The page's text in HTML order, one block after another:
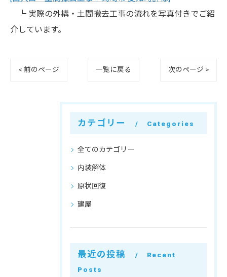
┗ 実際の外構・土間撤去工事の流れを写真付きでご紹
介しています。
< 前のページ 一覧に戻る 次のページ >
カテゴリー Categories
全てのカテゴリー
内装解体
原状回復
建屋
最近の投稿
Recent
Posts